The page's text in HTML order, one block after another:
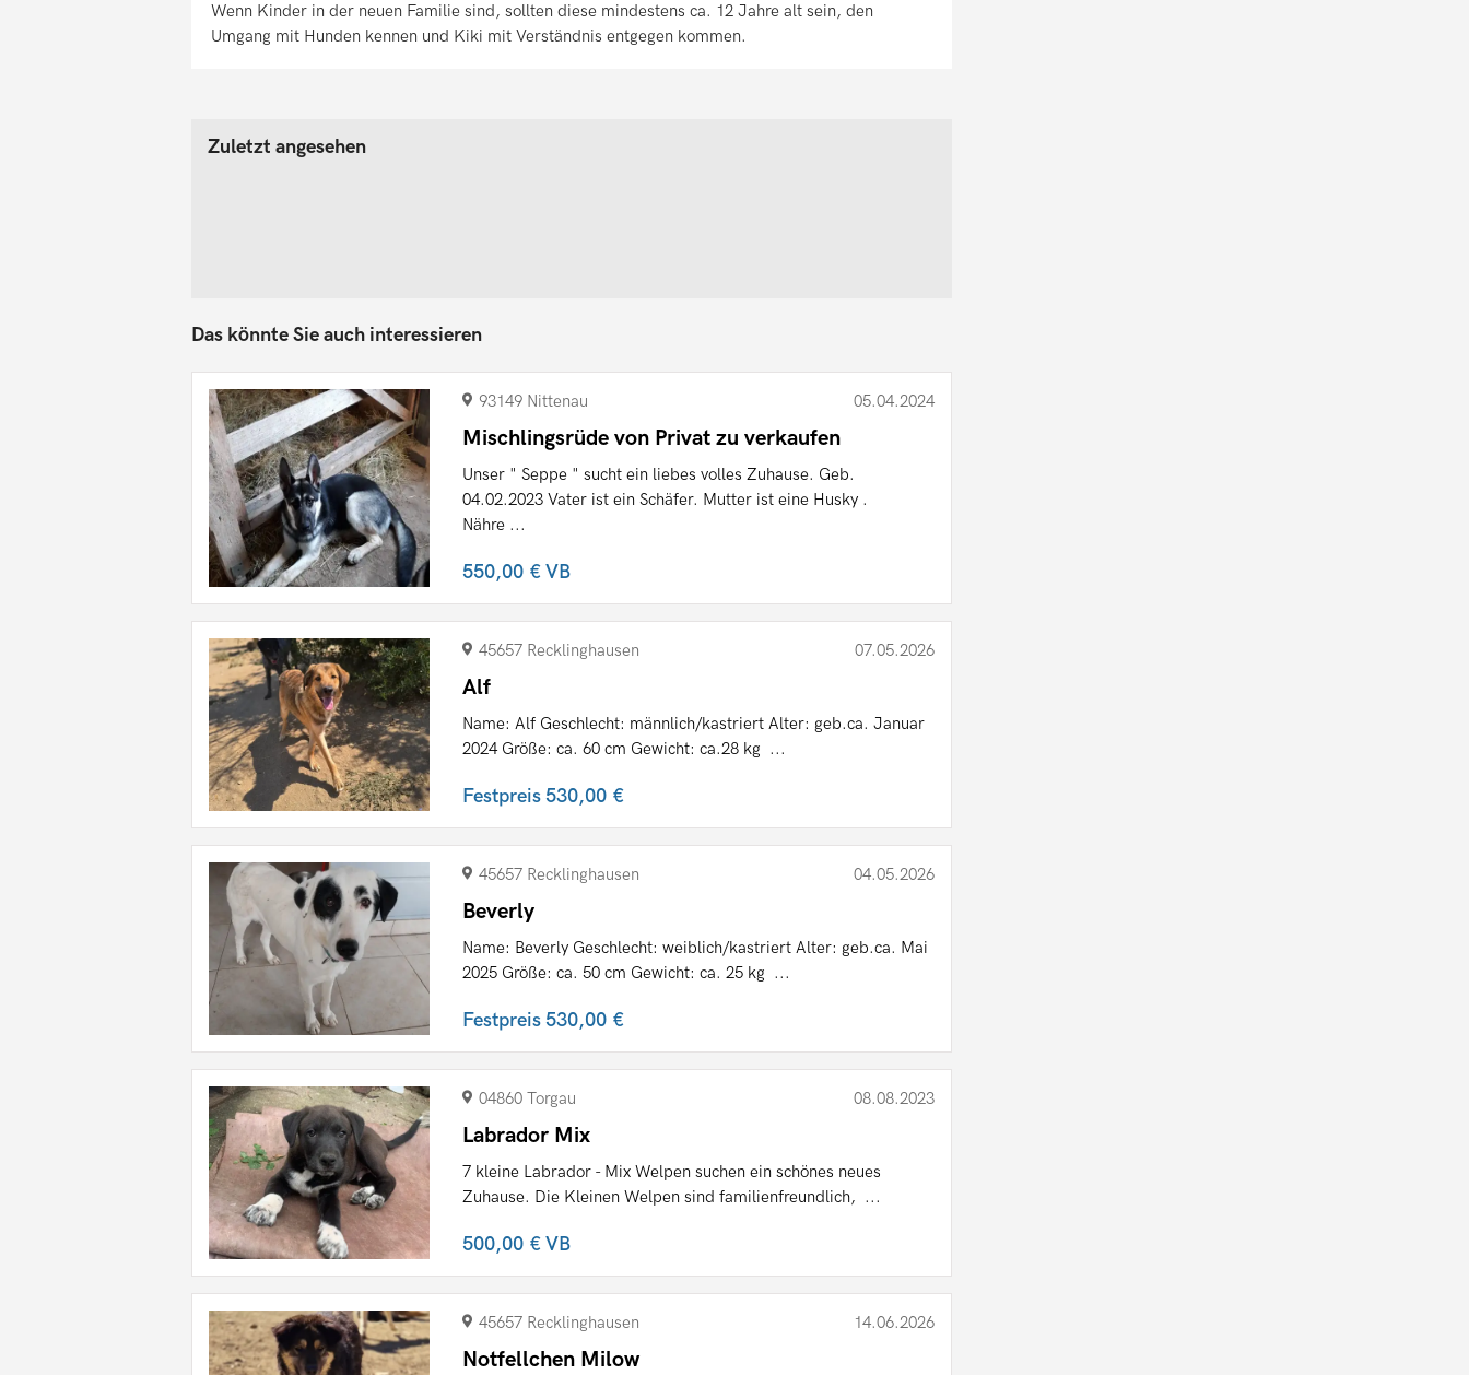
Wenn Kinder in der neuen Familie sind, sollten diese mindestens ca. 12 Jahre alt sein, den
Umgang mit Hunden kennen und Kiki mit Verständnis entgegen kommen.
Zuletzt angesehen
Das könnte Sie auch interessieren
93149 Nittenau 05.04.2024
Mischlingsrüde von Privat zu verkaufen
Unser " Seppe " sucht ein liebes volles Zuhause. Geb.
04.02.2023 Vater ist ein Schäfer. Mutter ist eine Husky .
Nähre ...
550,00 €VB
45657 Recklinghausen 07.05.2026
Alf
Name: Alf Geschlecht: männlich/kastriert Alter: geb.ca. Januar
2024 Größe: ca. 60 cm Gewicht: ca.28 kg ...
Festpreis530,00 €
45657 Recklinghausen 04.05.2026
Beverly
Name: Beverly Geschlecht: weiblich/kastriert Alter: geb.ca. Mai
2025 Größe: ca. 50 cm Gewicht: ca. 25 kg ...
Festpreis530,00 €
04860 Torgau 08.08.2023
Labrador Mix
7 kleine Labrador - Mix Welpen suchen ein schönes neues
Zuhause. Die Kleinen Welpen sind familienfreundlich, ...
500,00 €VB
45657 Recklinghausen 14.06.2026
Notfellchen Milow